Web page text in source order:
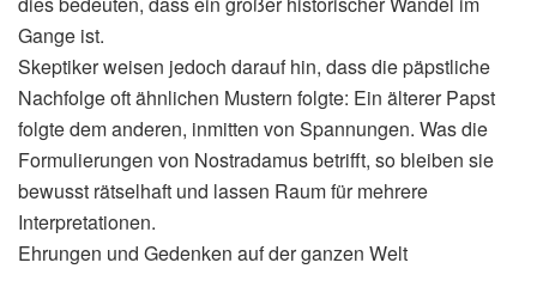
Gange ist.
Skeptiker weisen jedoch darauf hin, dass die päpstliche
Nachfolge oft ähnlichen Mustern folgte: Ein älterer Papst
folgte dem anderen, inmitten von Spannungen. Was die
Formulierungen von Nostradamus betrifft, so bleiben sie
bewusst rätselhaft und lassen Raum für mehrere
Interpretationen.
Ehrungen und Gedenken auf der ganzen Welt